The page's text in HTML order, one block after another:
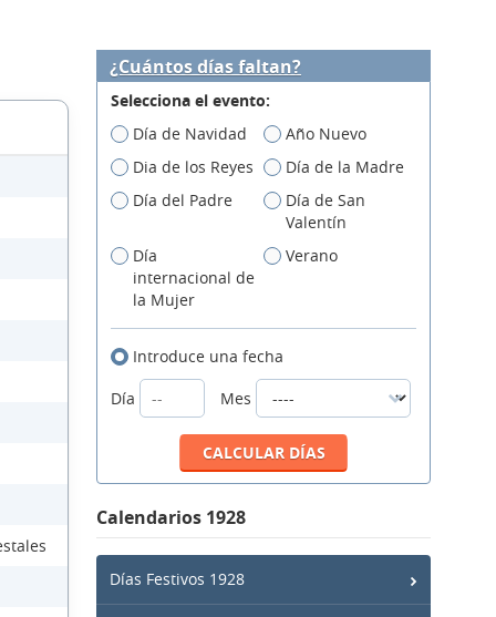
¿Cuántos días faltan?
Selecciona el evento:
Día de Navidad
Año Nuevo
Dia de los Reyes
Día de la Madre
Día del Padre
Día de San
Valentín
Día
internacional de
la Mujer
Verano
Introduce una fecha
Día
Mes
Calendarios 1928
Días Festivos 1928